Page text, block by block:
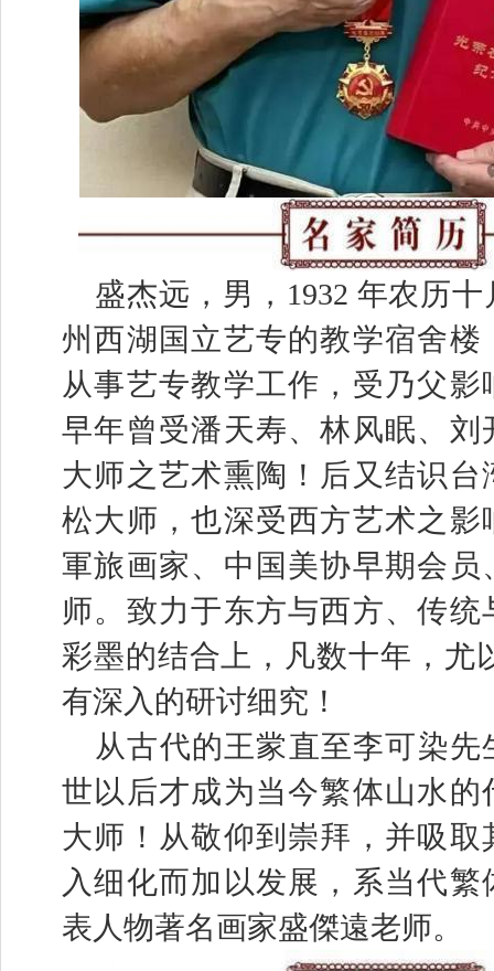
盛杰远，男，1932 年农历
州西湖国立艺专的教学宿舍楼
从事艺专教学工作，受乃父影
早年曾受潘天寿、林风眠、刘
大师之艺术熏陶！后又结识台
松大师，也深受西方艺术之影
軍旅画家、中国美协早期会员
师。致力于东方与西方、传统
彩墨的结合上，凡数十年，尤
有深入的研讨细究！
从古代的王䝉直至李可染先
世以后才成为当今繁体山水的
大师！从敬仰到崇拜，并吸取
入细化而加以发展，系当代
表人物著名画家盛傑遠老师。